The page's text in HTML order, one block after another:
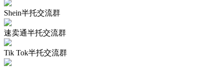
Shein半托交流群
速卖通半托交流群
Tik Tok半托交流群